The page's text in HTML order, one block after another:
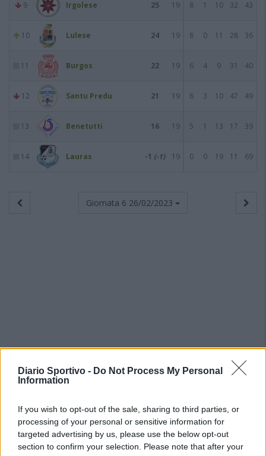
Diario Sportivo - Do Not Process My Personal
Information
If you wish to opt-out of the sale, sharing to third parties, or
processing of your personal or sensitive information for
targeted advertising by us, please use the below opt-out
section to confirm your selection. Please note that after your
9 Irgolese 25 19 8 1 10 32 43
10 Lulese 24 19 8 0 11 28 36
11 Burgos 22 19 6 4 9 31 40
12 Santu Predu 21 19 6 3 10 47 49
13 Benetutti 16 19 5 1 13 17 39
14 Lauras -1 (-1) 19 0 0 19 11 69
Giornata 6 26/02/2023